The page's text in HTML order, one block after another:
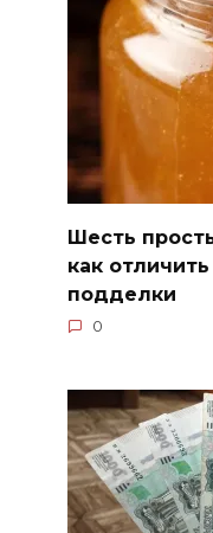
Шесть
как
подделки
0